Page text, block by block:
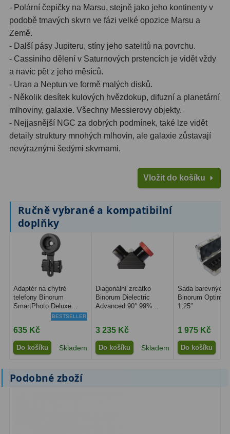
- Polární čepičky na Marsu, stejně jako jeho kontinenty v
podobě tmavých skvrn ve fázi velké opozice Marsu a
Země.
- Další pásy Jupiteru, stíny jeho satelitů na povrchu.
- Cassiniho dělení v Saturnových prstencích je vidět vždy
a navíc pět z jeho měsíců.
- Uran a Neptun ve formě malých disků.
- Několik desítek kulových hvězdokup, difuzní a planetární
mlhoviny, galaxie. Všechny Messierovy objekty.
- Nejjasnější NGC za dobrých podmínek, také lze vidět
detaily struktury mnohých mlhovin, ale galaxie zůstavají
nevýraznými šedými skvrnami.
Vložit do košíku
Ručně vybrané a kompatibilní
doplňky
Adaptér na chytré
telefony Binorum
SmartPhoto Deluxe...
BESTSELLER
635 Kč
Do košíku Skladem
Diagonální zrcátko
Binorum Dielectric
Advanced 90° 99%...
3 235 Kč
Do košíku Skladem
Sada barevných
Binorum Optima
1,25″
1 975 Kč
Do košíku
Podobné zboží